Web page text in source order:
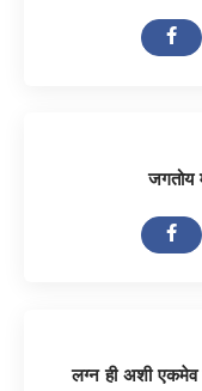
जगतोय
लग्न ही अशी एकमेव